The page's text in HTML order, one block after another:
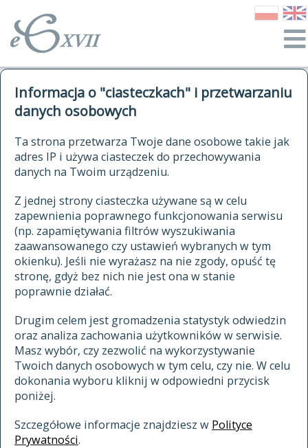
Informacja o "ciasteczkach" i przetwarzaniu
danych osobowych
Ta strona przetwarza Twoje dane osobowe takie jak
adres IP i używa ciasteczek do przechowywania
danych na Twoim urządzeniu.
Z jednej strony ciasteczka używane są w celu
zapewnienia poprawnego funkcjonowania serwisu
(np. zapamiętywania filtrów wyszukiwania
zaawansowanego czy ustawień wybranych w tym
okienku). Jeśli nie wyrażasz na nie zgody, opuść tę
stronę, gdyż bez nich nie jest ona w stanie
poprawnie działać.
Drugim celem jest gromadzenia statystyk odwiedzin
oraz analiza zachowania użytkowników w serwisie.
Masz wybór, czy zezwolić na wykorzystywanie
Twoich danych osobowych w tym celu, czy nie. W celu
dokonania wyboru kliknij w odpowiedni przycisk
poniżej.
Szczegółowe informacje znajdziesz w Polityce
Prywatności.
autorzy Słownika
historia
publikacje
źródła
autorzy tekstów źródłowych
zasady opracowania
statystyki
najnowsze hasła
ostatnio zmodyfikowane hasła
materiały archiwalne
cytowanie
kontakt
kwerendy
jak cytować Słownik
ELEKTRONICZNY SŁOWNIK
JĘZYKA POLSKIEGO
XVII I XVIII WIEKU
znajdź hasła
zaczynające się od